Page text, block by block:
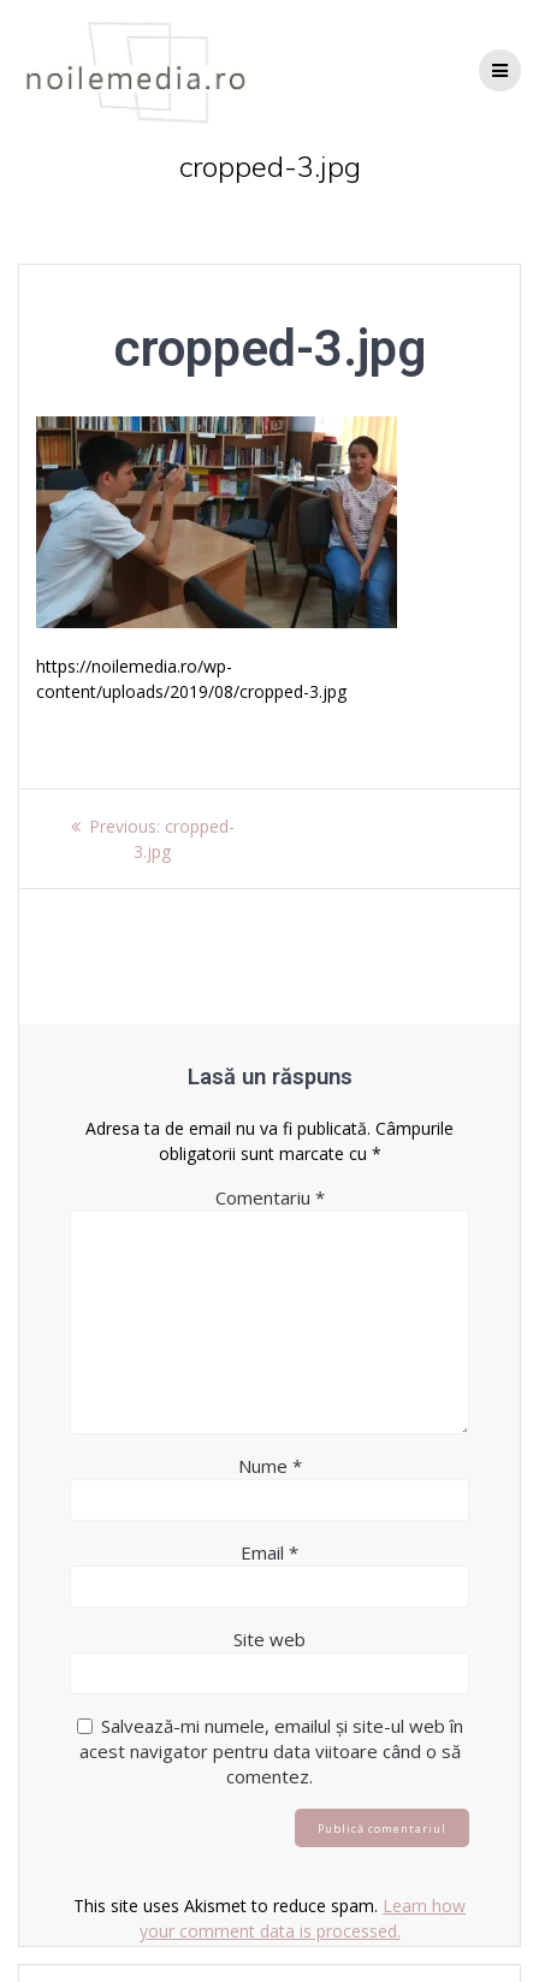
cropped-3.jpg
cropped-3.jpg
https://noilemedia.ro/wp-
content/uploads/2019/08/cropped-3.jpg
Navigare
Previous: Previous
post:
cropped-
3.jpg
Lasă un răspuns
Adresa ta de email nu va fi publicată. Câmpurile
obligatorii sunt marcate cu *
Comentariu *
Nume *
Email *
Site web
Salvează-mi numele, emailul și site-ul web în
acest navigator pentru data viitoare când o să
comentez.
This site uses Akismet to reduce spam. Learn how
your comment data is processed.